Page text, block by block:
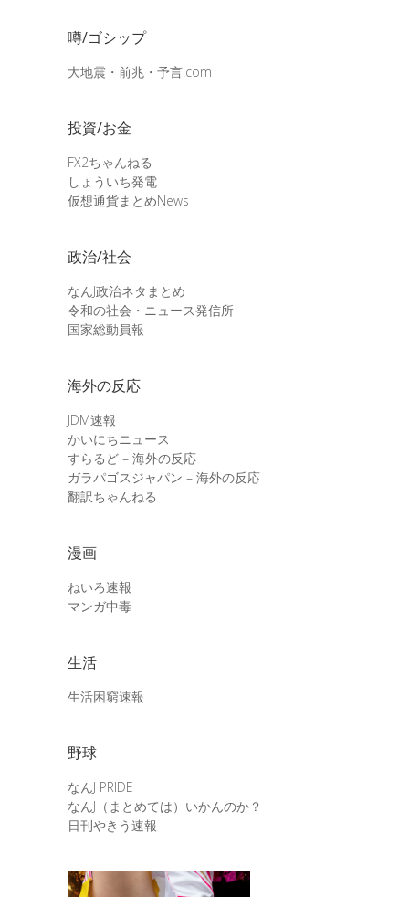
噂/ゴシップ
大地震・前兆・予言.com
投資/お金
FX2ちゃんねる
しょういち発電
仮想通貨まとめNews
政治/社会
なんJ政治ネタまとめ
令和の社会・ニュース発信所
国家総動員報
海外の反応
JDM速報
かいにちニュース
すらるど – 海外の反応
ガラパゴスジャパン – 海外の反応
翻訳ちゃんねる
漫画
ねいろ速報
マンガ中毒
生活
生活困窮速報
野球
なんJ PRIDE
なんJ（まとめては）いかんのか？
日刊やきう速報